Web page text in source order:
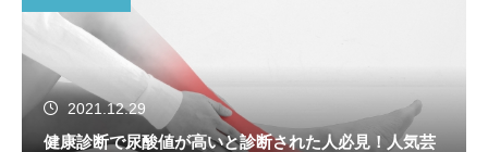
2021.12.29
健康診断で尿酸値が高いと診断された人必見！人気芸